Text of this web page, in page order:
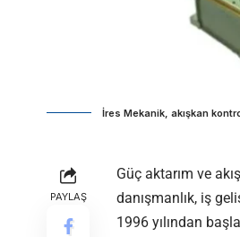
İres Mekanik, akışkan
PAYLAŞ
Güç aktarım ve
danışmanlık, iş
1996 yılından